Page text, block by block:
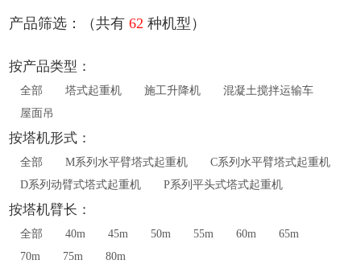
产品筛选：（共有62 种机型）
按产品类型：
全部 塔式起重机 施工升降机
混凝土搅拌运输车
屋面吊
按塔机形式：
全部 M系列水平臂塔式起重机
C系列水平臂塔式起重机
D系列动臂式塔式起重机
P系列平头式塔式起重机
按塔机臂长：
全部 40m 45m 50m 55m 60m
65m
70m
75m 80m